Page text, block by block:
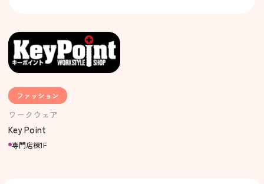
ファッション
ワークウェア
Key Point
専門店棟1F